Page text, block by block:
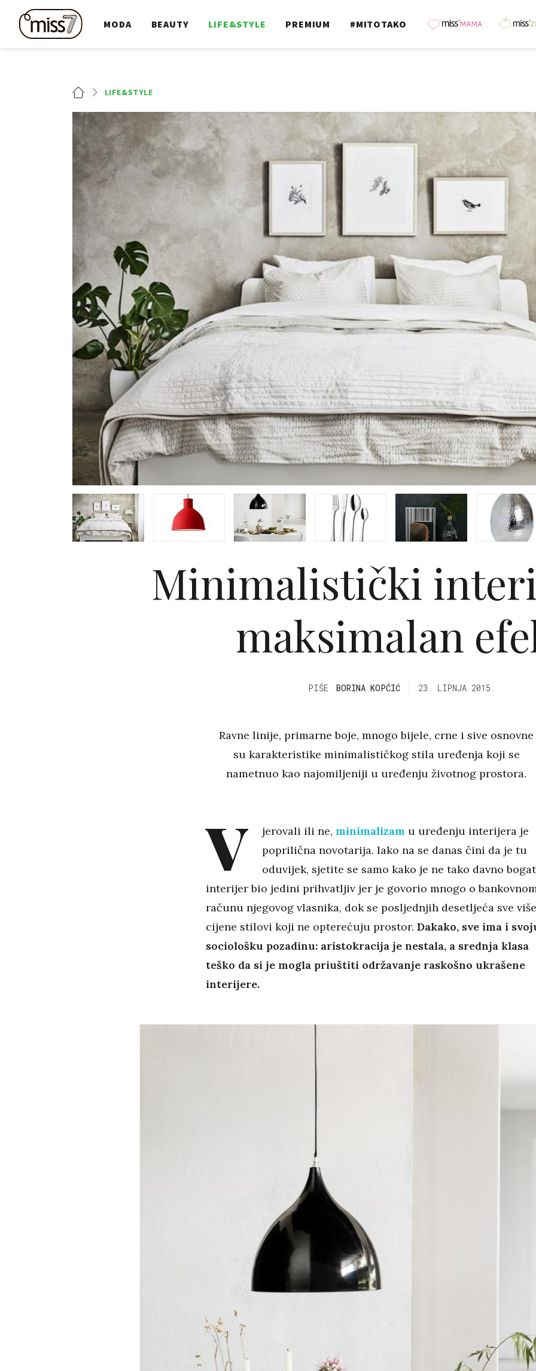
MODA BEAUTY LIFE&STYLE PREMIUM #MITOTAKO
LIFE&STYLE
Minimalistički
maksimalan
PIŠE BORINA KOPČIĆ 23. LIPNJA 2015.
Ravne linije, primarne boje, mnogo bijele, crne i sive osnovne
su karakteristike minimalističkog stila uređenja koji se
nametnuo kao najomiljeniji u uređenju životnog prostora.
V jerovali ili ne, minimalizam u uređenju interijera je
poprilična novotarija. Iako na se danas čini da je tu
oduvijek, sjetite se samo kako je ne tako davno bogat
interijer bio jedini prihvatljiv jer je govorio mnogo o
računu njegovog vlasnika, dok se posljednjih desetljeća sve više
cijene stilovi koji ne opterećuju prostor. Dakako, sve ima i
sociološku pozadinu: aristokracija je nestala, a srednja klasa
teško da si je mogla priuštiti održavanje raskošno ukrašene
interijere.